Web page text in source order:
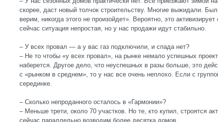
скорее, даст новый толчок строительству. Многие выжидали.
верим, никогда этого не произойдет». Вероятно, это
сейчас ситуация непростая, но у нас продажи идут стабильно.
– У всех провал — а у вас газ подключили, и спада нет?
– Не то чтобы «у всех провал», на рынке немало успешных
наберется. Другое дело, что неуспешных в разы больше, это
с «рынком в среднем», то у нас все очень неплохо. Если с
серединке.
– Сколько непроданного осталось в «Гармонии»?
– Меньше трети, около 70 участков. Но те, кто купил, строятся
сейчас параллельно возводим более десятка домов.